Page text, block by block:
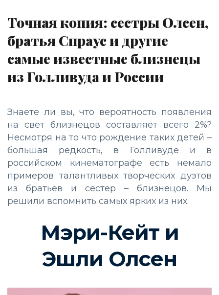
Точная копия: сестры Олсен,
братья Спраус и другие
самые известные близнецы
из Голливуда и России
Знаете ли вы, что вероятность появления
на свет близнецов составляет всего 2%?
Несмотря на то что рождение таких детей –
большая редкость, в Голливуде и в
российском кинематографе есть немало
примеров талантливых творческих дуэтов
из братьев и сестер – близнецов. Мы
решили вспомнить самых ярких из них.
Мэри-Кейт и
Эшли Олсен